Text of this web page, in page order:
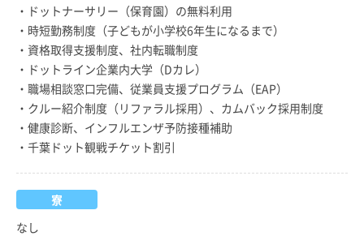
・ドットナーサリー（保育園）の無料利用
・時短勤務制度（子どもが小学校6年生になるまで）
・資格取得支援制度、社内転職制度
・ドットライン企業内大学（Dカレ）
・職場相談窓口完備、従業員支援プログラム（EAP）
・クルー紹介制度（リファラル採用）、カムバック採用制度
・健康診断、インフルエンザ予防接種補助
・千葉ドット観戦チケット割引
寮
なし